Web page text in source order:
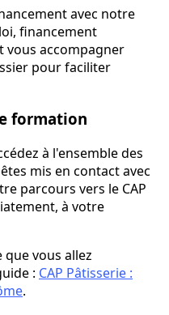
avec notre
financement
vous accompagner
pour faciliter
formation
à l'ensemble des
mis en contact avec
parcours vers le CAP
à votre
vous allez
: CAP Pâtisserie :
.